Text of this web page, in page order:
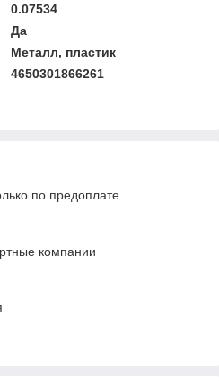
0.07534
Да
Металл, пластик
4650301866261
по предоплате.
компании